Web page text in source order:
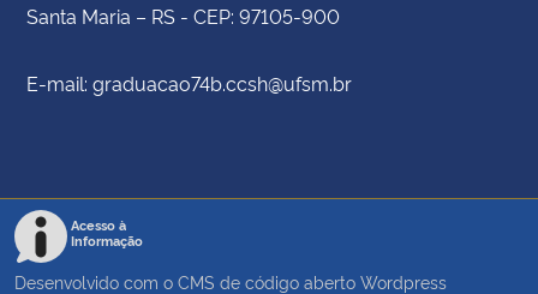
Santa Maria – RS - CEP: 97105-900
E-mail: graduacao74b.ccsh@ufsm.br
Acesso à
Informação
Desenvolvido com o CMS de código aberto Wordpress